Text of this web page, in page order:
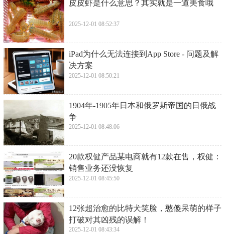
​皮皮虾是什么意思？其实就是一道美食哦
2025-12-01 08:52:37
​iPad为什么无法连接到App Store - 问题及解
决方案
2025-12-01 08:50:21
​1904年-1905年日本和俄罗斯帝国的日俄战
争
2025-12-01 08:48:06
​20款权健产品某电商就有12款在售，权健：
销售业务还没恢复
2025-12-01 08:45:50
​12张超治愈的比特犬笑脸，憨傻呆萌的样子
打破对其凶残的误解！
2025-12-01 08:43:34